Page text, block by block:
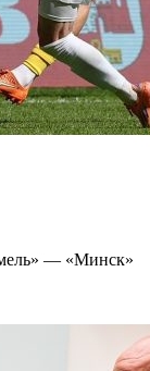
— «Минск»